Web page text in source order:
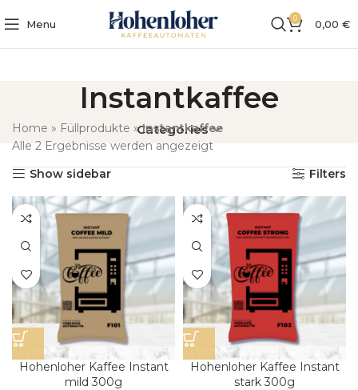
Menu 0 0,00 €
Instantkaffee
Categories
Home » Füllprodukte »Instantkaffee
Alle 2 Ergebnisse werden angezeigt
Show sidebar
Filters
Hohenloher Kaffee Instant
mild 300g
Hohenloher Kaffee Instant
stark 300g